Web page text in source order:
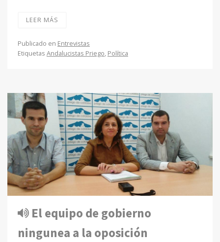
LEER MÁS
Publicado en Entrevistas
Etiquetas Andalucistas Priego, Política
El equipo de gobierno
ningunea a la oposición